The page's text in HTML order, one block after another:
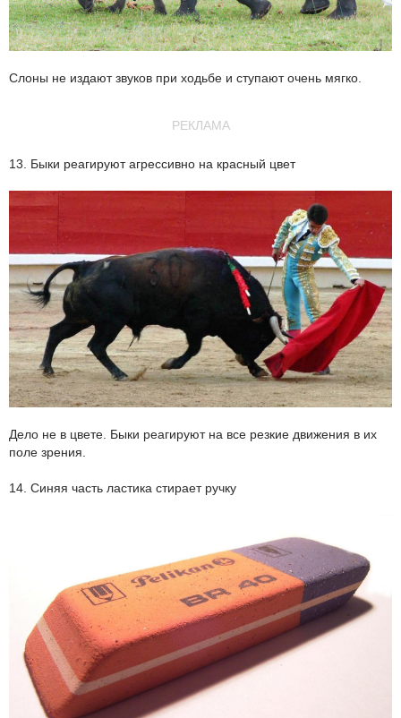
Слоны не издают звуков при ходьбе и ступают очень мягко.
РЕКЛАМА
13. Быки реагируют агрессивно на красный цвет
Дело не в цвете. Быки реагируют на все резкие движения в их
поле зрения.
14. Синяя часть ластика стирает ручку